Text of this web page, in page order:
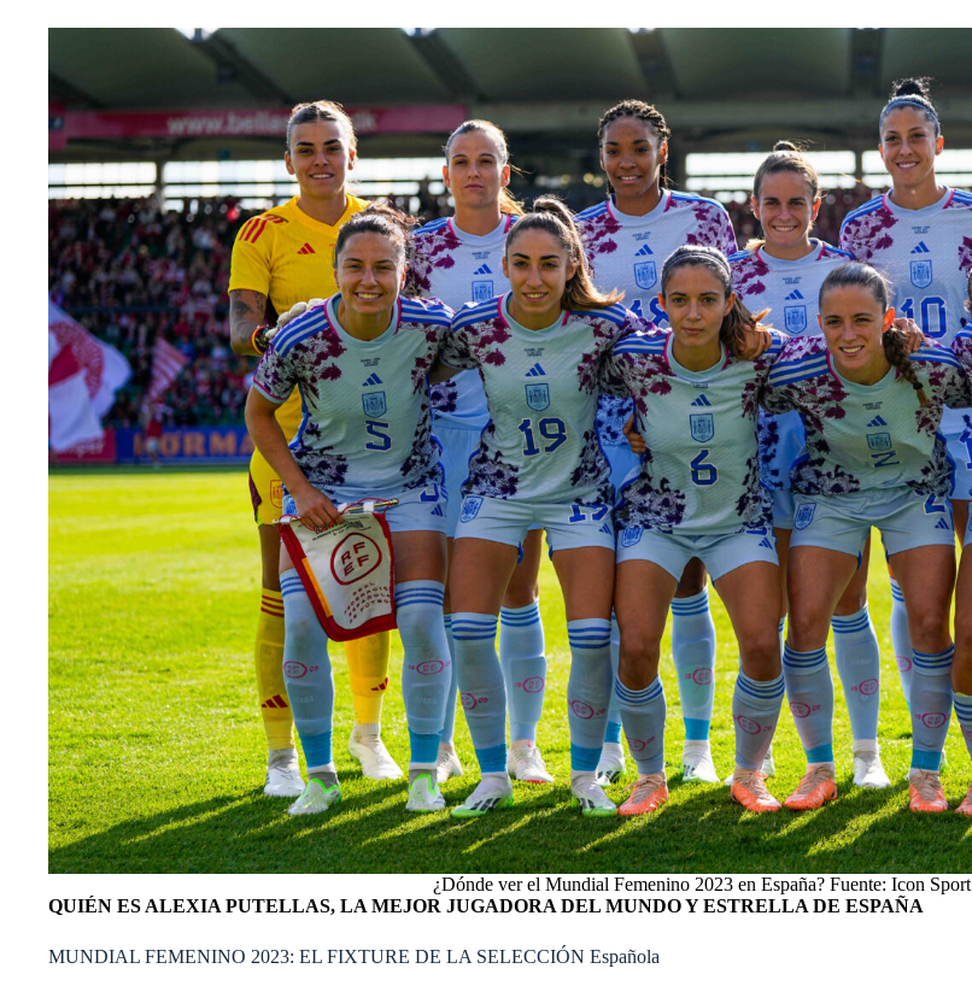
¿Dónde ver el Mundial Femenino 2023 en España? Fuente: Icon Sport
QUIÉN ES ALEXIA PUTELLAS, LA MEJOR JUGADORA DEL MUNDO Y ESTRELLA DE ESPAÑA
MUNDIAL FEMENINO 2023: EL FIXTURE DE LA SELECCIÓN Española